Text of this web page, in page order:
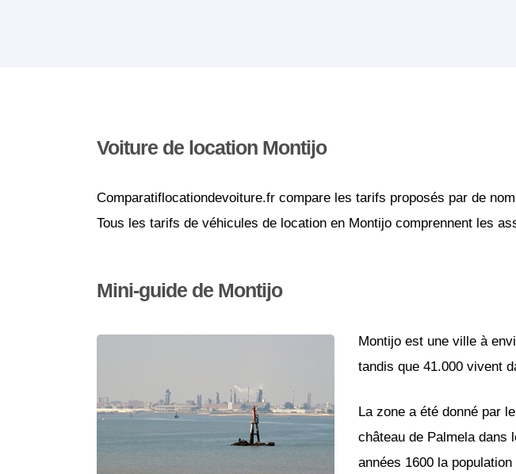
Voiture de location Montijo
Comparatiflocationdevoiture.fr compare les tarifs proposés par de
Tous les tarifs de véhicules de location en Montijo comprennent les
Mini-guide de Montijo
Montijo est une ville à
tandis que 41.000 vivent
La zone a été donné par
château de Palmela dans
années 1600 la